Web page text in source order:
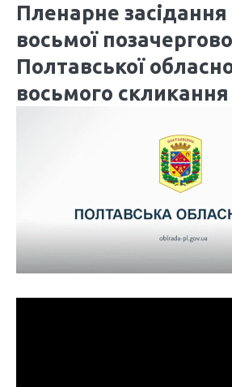
Пленарне
восьмої
Полтавської
восьмого скликання